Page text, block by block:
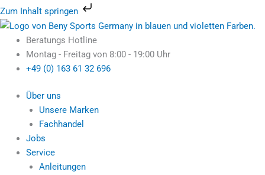
Zum Inhalt springen
Zum
Inhalt
springen
Beratungs Hotline
Montag - Freitag von 8:00 - 19:00 Uhr
+49 (0) 163 61 32 696
Über uns
Unsere Marken
Fachhandel
Jobs
Service
Anleitungen
Ursprünglicher
Preis
war:
64,95 €
Aktueller
Preis
ist:
39,95 €.
Motive
Fitness
by
U.N.O.
10
Vinyl
(paar)
Menge